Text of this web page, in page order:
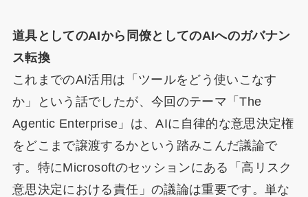
道具としてのAIから同僚としてのAIへのガバナン
ス転換
これまでのAI活用は「ツールをどう使いこなす
か」という話でしたが、今回のテーマ「The
Agentic Enterprise」は、AIに自律的な意思決定権
をどこまで譲渡するかという踏みこんだ議論で
す。特にMicrosoftのセッションにある「高リスク
意思決定における責任」の議論は重要です。単な